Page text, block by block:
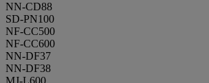
NN-CD88
SD-PN100
NF-CC500
NF-CC600
NN-DF37
NN-DF38
MJ-L600